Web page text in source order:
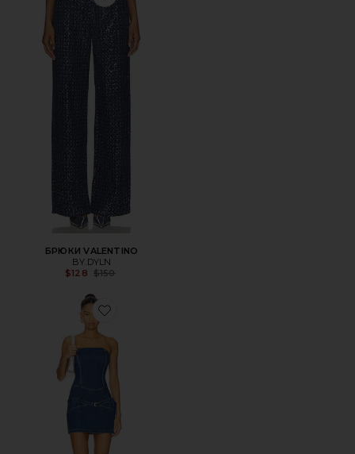
Favorite БРЮКИ VALENTINO
БРЮКИ VALENTINO
BY.DYLN
$128 Previous price:
$150
Favorite ПЛАТЬЕ RENAE